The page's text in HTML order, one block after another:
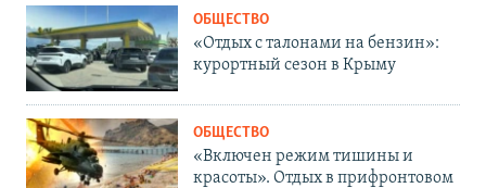
ОБЩЕСТВО
«Отдых с талонами на бензин»:
курортный сезон в Крыму
ОБЩЕСТВО
«Включен режим тишины и
красоты». Отдых в прифронтовом